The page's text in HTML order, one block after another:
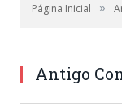
Página Inicial »
Antigo